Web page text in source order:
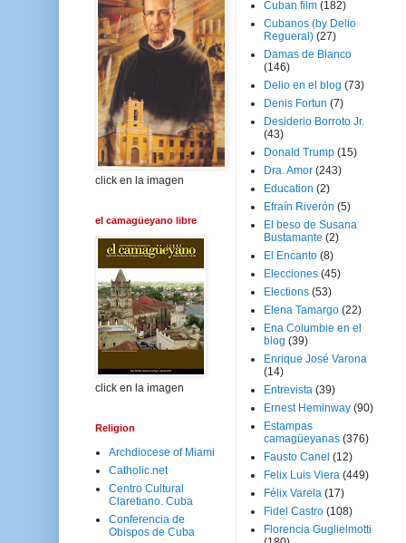
click en la imagen
el camagüeyano libre
click en la imagen
Religion
Archdiocese of Miami
Catholic.net
Centro Cultural
Claretiano. Cuba
Conferencia de
Obispos de Cuba
Cuban film (182)
Cubanos (by Delio
Regueral) (27)
Damas de Blanco
(146)
Delio en el blog (73)
Denis Fortun (7)
Desiderio Borroto Jr.
(43)
Donald Trump (15)
Dra. Amor (243)
Education (2)
Efraín Riverón (5)
El beso de Susana
Bustamante (2)
El Encanto (8)
Elecciones (45)
Elections (53)
Elena Tamargo (22)
Ena Columbie en el
blog (39)
Enrique José Varona
(14)
Entrevista (39)
Ernest Heminway (90)
Estampas
camagüeyanas (376)
Fausto Canel (12)
Felix Luis Viera (449)
Félix Varela (17)
Fidel Castro (108)
Florencia Guglielmotti